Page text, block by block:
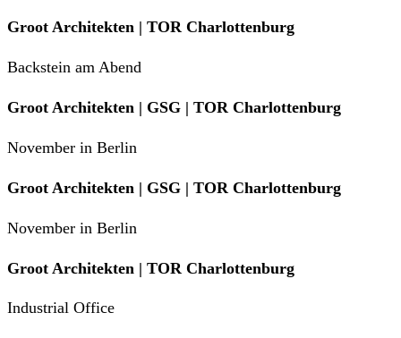
Groot Architekten | TOR Charlottenburg
Backstein am Abend
Groot Architekten | GSG | TOR Charlottenburg
November in Berlin
Groot Architekten | GSG | TOR Charlottenburg
November in Berlin
Groot Architekten | TOR Charlottenburg
Industrial Office